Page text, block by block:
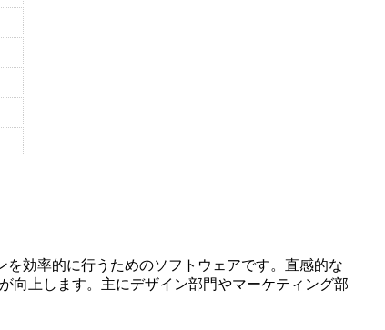
を効率的に行うためのソフトウェアです。直感的な
向上します。主にデザイン部門やマーケティング部